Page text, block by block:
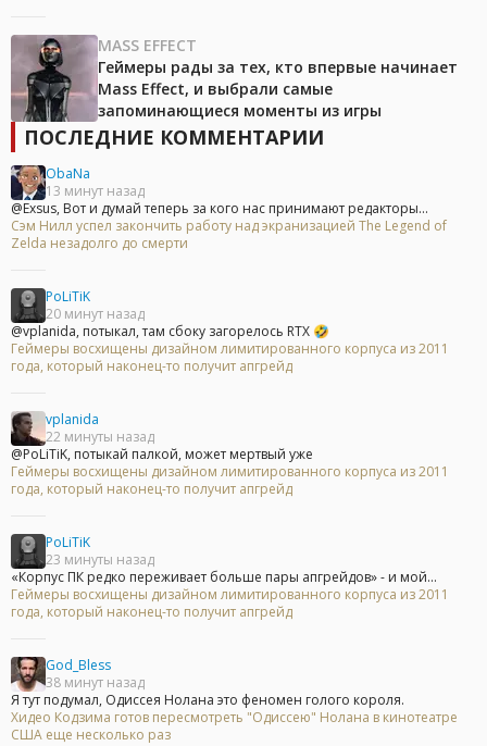
MASS EFFECT
Геймеры рады за тех, кто впервые начинает
Mass Effect, и выбрали самые
запоминающиеся моменты из игры
ПОСЛЕДНИЕ КОММЕНТАРИИ
ObaNa
13 минут назад
@Exsus, Вот и думай теперь за кого нас принимают редакторы...
Сэм Нилл успел закончить работу над экранизацией The Legend of
Zelda незадолго до смерти
PoLiTiK
20 минут назад
@vplanida, потыкал, там сбоку загорелось RTX 🤣
Геймеры восхищены дизайном лимитированного корпуса из 2011
года, который наконец-то получит апгрейд
vplanida
22 минуты назад
@PoLiTiK, потыкай палкой, может мертвый уже
Геймеры восхищены дизайном лимитированного корпуса из 2011
года, который наконец-то получит апгрейд
PoLiTiK
23 минуты назад
«Корпус ПК редко переживает больше пары апгрейдов» - и мой...
Геймеры восхищены дизайном лимитированного корпуса из 2011
года, который наконец-то получит апгрейд
God_Bless
38 минут назад
Я тут подумал, Одиссея Нолана это феномен голого короля.
Хидео Кодзима готов пересмотреть "Одиссею" Нолана в кинотеатре
США еще несколько раз